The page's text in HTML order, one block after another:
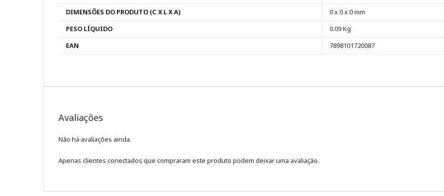
DIMENSÕES DO PRODUTO (C X L X A)
0 x 0 x 0 mm
PESO LÍQUIDO
0.09 Kg
EAN
7898101720087
Avaliações
Não há avaliações ainda.
Apenas clientes conectados que compraram este produto podem deixar uma avaliação.